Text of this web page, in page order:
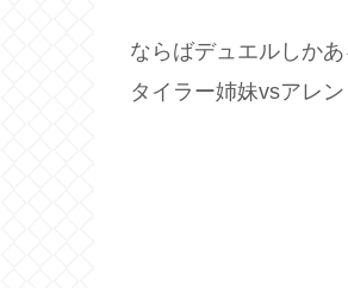
ならばデュエルしかあ
タイラー姉妹vsアレ